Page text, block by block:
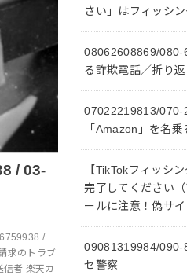
/ 03-
/
求のトラブ
者 楽天カ
さい」はフィッシン
08062608869/080-
る詐欺電話／折り
07022219813/070-
「Amazon」を名
【TikTokフィッシ
完了してください
ールに注意！偽サ
09081319984/090-
セ警察